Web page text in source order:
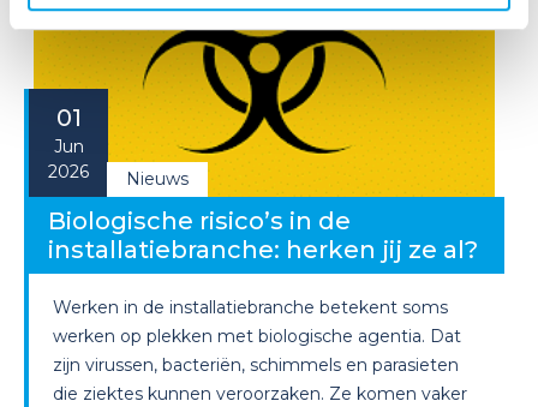
01
Jun
2026
Nieuws
Biologische risico’s in de
installatiebranche: herken jij ze al?
Werken in de installatiebranche betekent soms
werken op plekken met biologische agentia. Dat
zijn virussen, bacteriën, schimmels en parasieten
die ziektes kunnen veroorzaken. Ze komen vaker